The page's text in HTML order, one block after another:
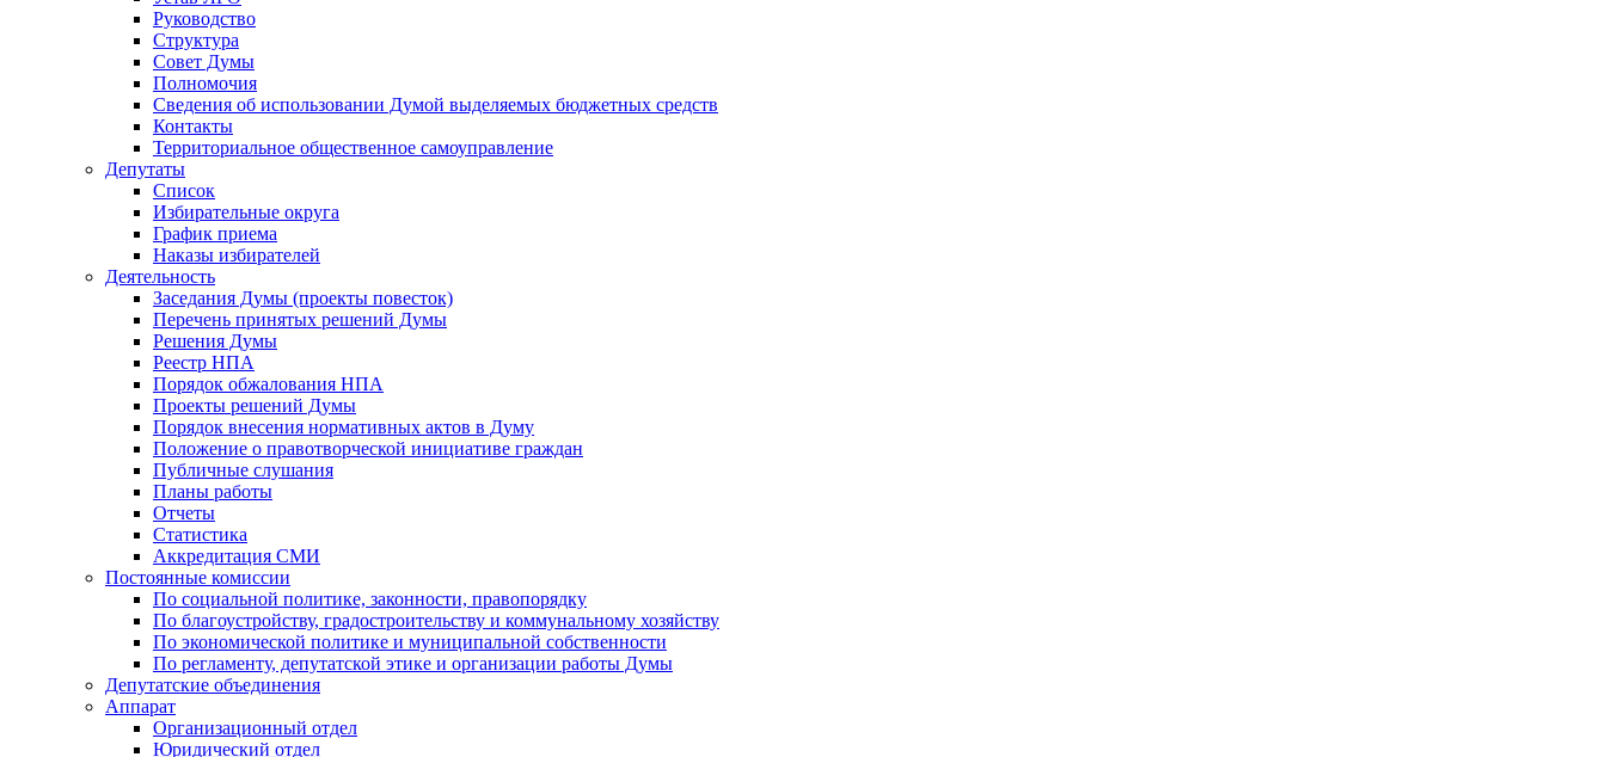
Руководство
Структура
Совет Думы
Полномочия
Сведения об использовании Думой выделяемых бюджетных средств
Контакты
Территориальное общественное самоуправление
Депутаты
Список
Избирательные округа
График приема
Наказы избирателей
Деятельность
Заседания Думы (проекты повесток)
Перечень принятых решений Думы
Решения Думы
Реестр НПА
Порядок обжалования НПА
Проекты решений Думы
Порядок внесения нормативных актов в Думу
Положение о правотворческой инициативе граждан
Публичные слушания
Планы работы
Отчеты
Статистика
Аккредитация СМИ
Постоянные комиссии
По социальной политике, законности, правопорядку
По благоустройству, градостроительству и коммунальному хозяйству
По экономической политике и муниципальной собственности
По регламенту, депутатской этике и организации работы Думы
Депутатские объединения
Аппарат
Организационный отдел
Юридический отдел